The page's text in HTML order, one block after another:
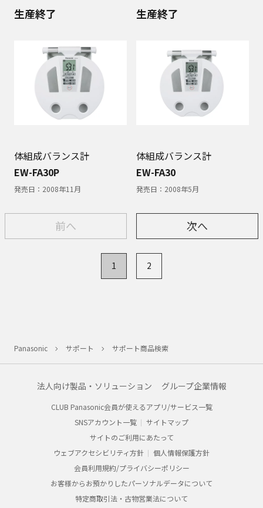
生産終了
体組成バランス計
EW-FA30P
発売日： 2008年11月
生産終了
体組成バランス計
EW-FA30
発売日： 2008年5月
前へ
1 2
次へ
Panasonic サポート サポート商品検索
法人向け製品・ソリューション グループ企業情報
CLUB Panasonic会員が使えるアプリ/サービス一覧
SNSアカウント一覧
サイトマップ
サイトのご利用にあたって
ウェブアクセシビリティ方針
個人情報保護方針
会員利用規約/プライバシーポリシー
お客様からお預かりしたパーソナルデータについて
特定商取引法・古物営業法について